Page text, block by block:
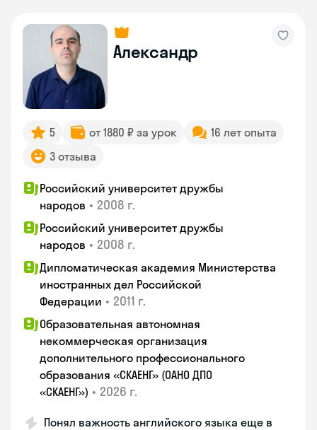
Александр
5 от 1880 ₽ за урок
16 лет опыта
3 отзыва
Российский университет дружбы
народов • 2008 г.
Российский университет дружбы
народов • 2008 г.
Дипломатическая академия Министерства
иностранных дел Российской
Федерации • 2011 г.
Образовательная автономная
некоммерческая организация
дополнительного профессионального
образования «СКАЕНГ» (ОАНО ДПО
«СКАЕНГ») • 2026 г.
Понял важность английского языка еще в